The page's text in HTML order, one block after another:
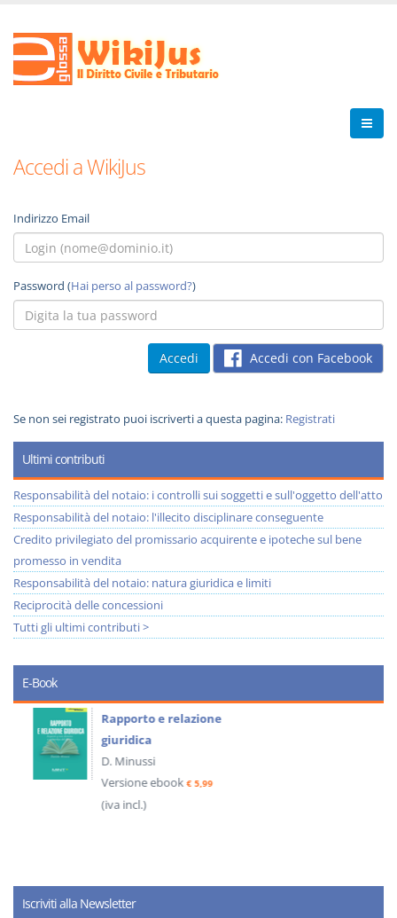
Accedi a WikiJus
Indirizzo Email
Password (Hai perso al password?)
Accedi con Facebook
Se non sei registrato puoi iscriverti a questa pagina: Registrati
Ultimi contributi
Responsabilità del notaio: i controlli sui soggetti e sull'oggetto dell'atto
Responsabilità del notaio: l'illecito disciplinare conseguente
Credito privilegiato del promissario acquirente e ipoteche sul bene
promesso in vendita
Responsabilità del notaio: natura giuridica e limiti
Reciprocità delle concessioni
Tutti gli ultimi contributi >
E-Book
Rapporto e relazione
giuridica
D. Minussi
Versione ebook€ 5,99
(iva incl.)
Iscriviti alla Newsletter